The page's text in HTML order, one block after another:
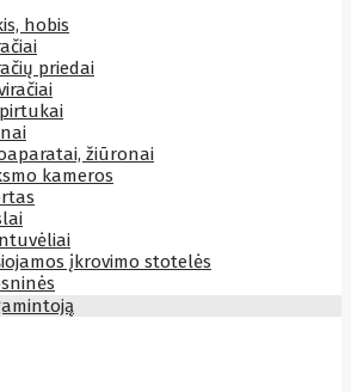
hobis
priedai
žiūronai
kameros
įkrovimo stotelės